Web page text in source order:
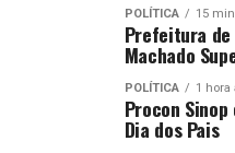
POLÍTICA 15
Prefeitura de
Machado
POLÍTICA 1 hora
Procon
Dia dos Pais